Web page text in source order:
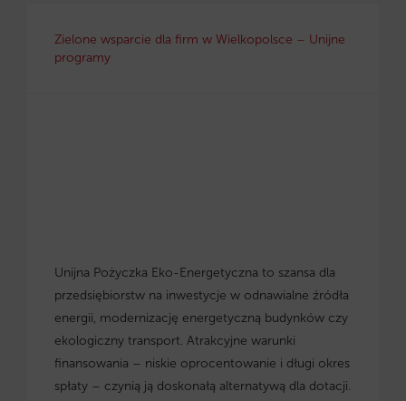
Zielone wsparcie dla firm w Wielkopolsce – Unijne
programy
Unijna Pożyczka Eko-Energetyczna to szansa dla
przedsiębiorstw na inwestycje w odnawialne źródła
energii, modernizację energetyczną budynków czy
ekologiczny transport. Atrakcyjne warunki
finansowania – niskie oprocentowanie i długi okres
spłaty – czynią ją doskonałą alternatywą dla dotacji.